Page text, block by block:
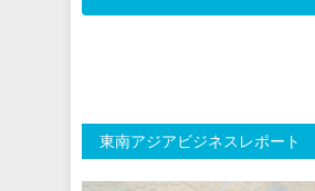
東南アジアビジネスレポート